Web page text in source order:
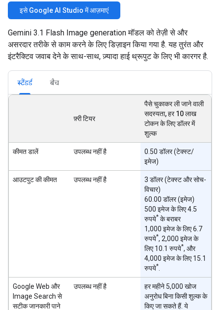
इसे Google AI Studio में आज़माएं
Gemini 3.1 Flash Image generation मॉडल को तेज़ी से और
असरदार तरीके से काम करने के लिए डिज़ाइन किया गया है. यह तुरंत और
इंटरैक्टिव जवाब देने के साथ-साथ, ज़्यादा हाई थ्रूपुट के लिए भी कारगर है.
स्टैंडर्ड बैच
फ़्री टियर
पैसे चुकाकर ली जाने वाली
सदस्यता, हर 10 लाख
टोकन के लिए डॉलर में
शुल्क
कीमत डालें उपलब्ध नहीं है
0.50 डॉलर (टेक्स्ट/
इमेज)
आउटपुट की कीमत उपलब्ध नहीं है
3 डॉलर (टेक्स्ट और सोच-
विचार)
60.00 डॉलर (इमेज)
500 इमेज के लिए 4.5
रुपये* के बराबर
1,000 इमेज के लिए 6.7
रुपये*, 2,000 इमेज के
लिए 10.1 रुपये*, और
4,000 इमेज के लिए 15.1
रुपये*
Google Web और
Image Search से
सटीक जानकारी पाने
उपलब्ध नहीं है
हर महीने 5,000 खोज
अनुरोध बिना किसी शुल्क के
किए जा सकते हैं. ये